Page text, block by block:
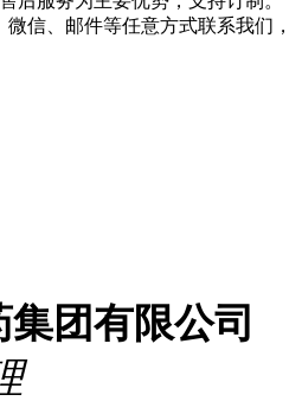
信、邮件等任意方式联系我们，
团有限公司